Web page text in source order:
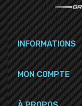
INFORMATIONS
MON COMPTE